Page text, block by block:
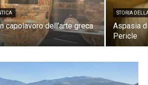
capolavoro dell’arte greca
STORIA
Aspasia
Pericle